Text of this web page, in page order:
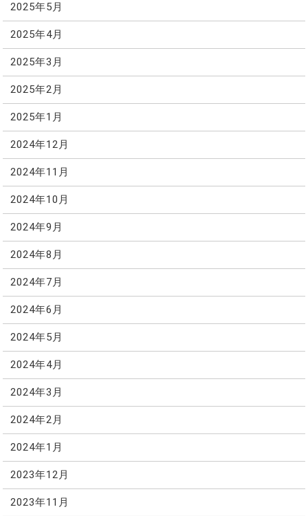
2025年5月
2025年4月
2025年3月
2025年2月
2025年1月
2024年12月
2024年11月
2024年10月
2024年9月
2024年8月
2024年7月
2024年6月
2024年5月
2024年4月
2024年3月
2024年2月
2024年1月
2023年12月
2023年11月